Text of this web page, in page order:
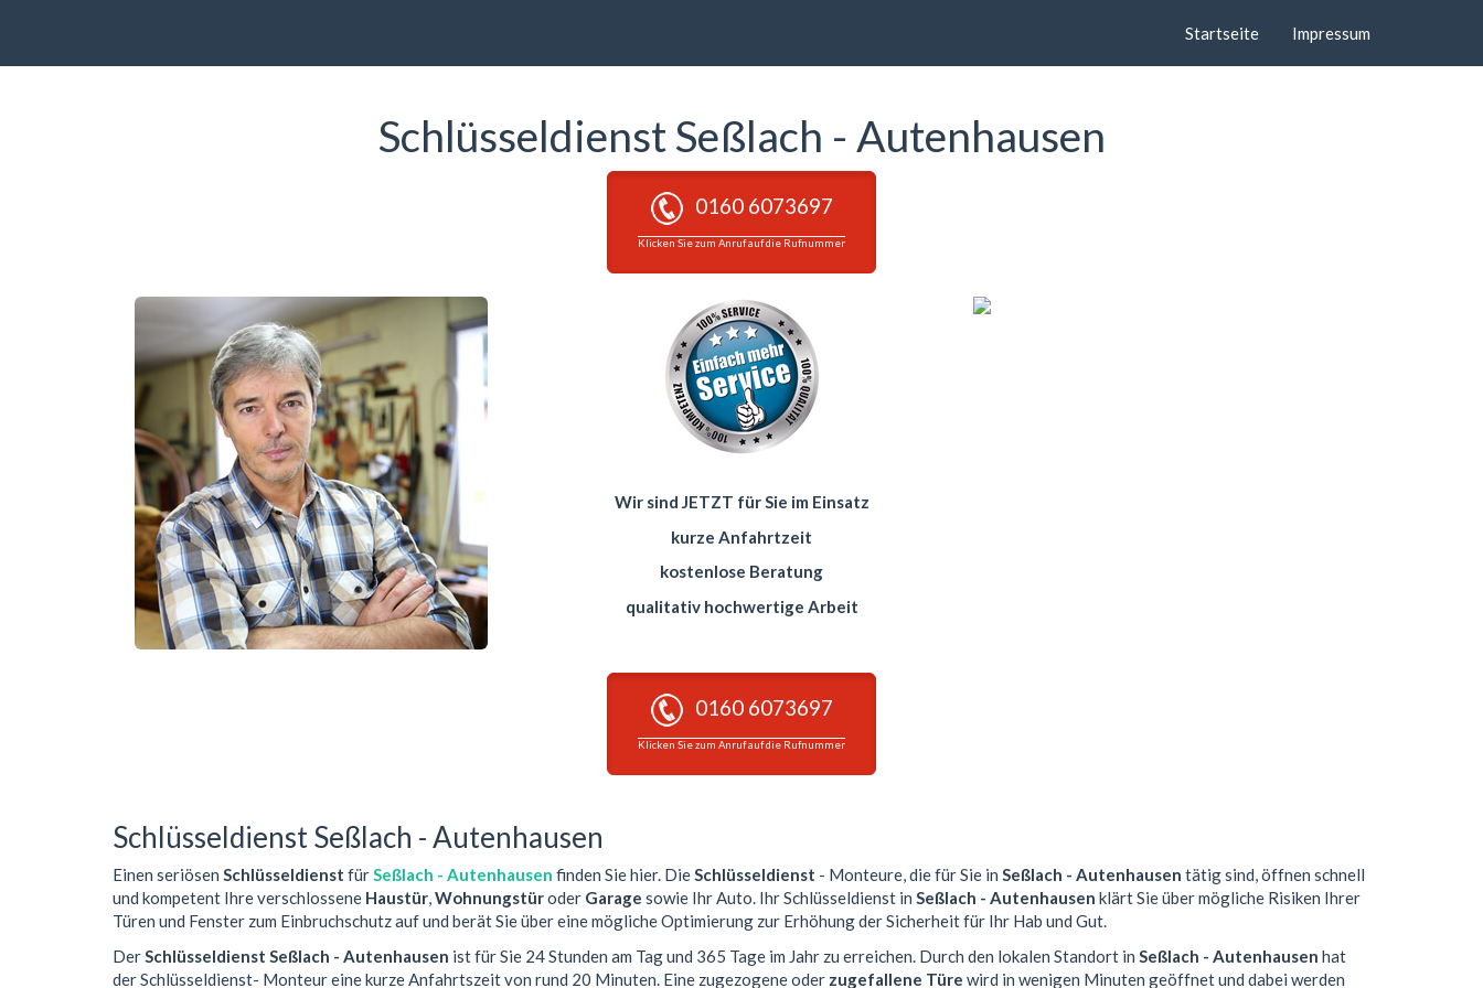
Startseite Impressum
Schlüsseldienst Seßlach - Autenhausen
0160 6073697
Klicken Sie zum Anruf auf die Rufnummer
Wir sind JETZT für Sie im Einsatz
kurze Anfahrtzeit
kostenlose Beratung
qualitativ hochwertige Arbeit
0160 6073697
Klicken Sie zum Anruf auf die Rufnummer
Schlüsseldienst Seßlach - Autenhausen
Einen seriösen Schlüsseldienst fürSeßlach - Autenhausen finden Sie hier. DieSchlüsseldienst - Monteure, die für Sie in Seßlach - Autenhausen tätig sind, öffnen schnell
und kompetent Ihre verschlossene Haustür,Wohnungstüroder Garage sowie Ihr Auto. Ihr Schlüsseldienst in Seßlach - Autenhausen klärt Sie über mögliche Risiken Ihrer
Türen und Fenster zum Einbruchschutz auf und berät Sie über eine mögliche Optimierung zur Erhöhung der Sicherheit für Ihr Hab und Gut.
DerSchlüsseldienst Seßlach - Autenhausen ist für Sie 24 Stunden am Tag und 365 Tage im Jahr zu erreichen. Durch den lokalen Standort in Seßlach - Autenhausen hat
der Schlüsseldienst- Monteur eine kurze Anfahrtszeit von rund 20 Minuten. Eine zugezogene oder zugefallene Türe wird in wenigen Minuten geöffnet und dabei werden